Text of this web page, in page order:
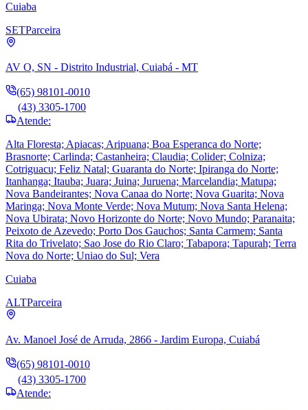
Cuiaba
SETParceira
AV O, SN - Distrito Industrial, Cuiabá - MT
(65) 98101-0010
(43) 3305-1700
Atende:
Alta Floresta; Apiacas; Aripuana; Boa Esperanca do Norte;
Brasnorte; Carlinda; Castanheira; Claudia; Colider; Colniza;
Cotriguacu; Feliz Natal; Guaranta do Norte; Ipiranga do Norte;
Itanhanga; Itauba; Juara; Juina; Juruena; Marcelandia; Matupa;
Nova Bandeirantes; Nova Canaa do Norte; Nova Guarita; Nova
Maringa; Nova Monte Verde; Nova Mutum; Nova Santa Helena;
Nova Ubirata; Novo Horizonte do Norte; Novo Mundo; Paranaita;
Peixoto de Azevedo; Porto Dos Gauchos; Santa Carmem; Santa
Rita do Trivelato; Sao Jose do Rio Claro; Tabapora; Tapurah; Terra
Nova do Norte; Uniao do Sul; Vera
Cuiaba
ALTParceira
Av. Manoel José de Arruda, 2866 - Jardim Europa, Cuiabá
(65) 98101-0010
(43) 3305-1700
Atende: